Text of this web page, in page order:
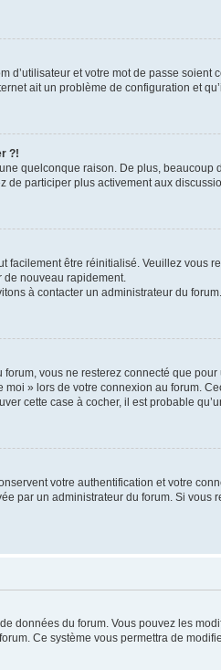
et votre mot de passe
ait un problème de configuration et
?!
quelconque raison. De plus,
participer plus activement aux
être réinitialisé. Veuillez vous
nouveau rapidement.
à contacter un administrateur du forum.
vous ne resterez connecté que
» lors de votre connexion au forum.
cette case à cocher, il est probable
votre authentification et votre
par un administrateur du forum. Si
données du forum. Vous pouvez les
Ce système vous permettra de